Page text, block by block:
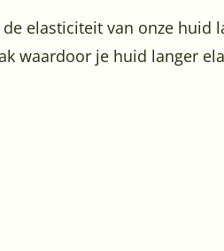
elasticiteit van onze huid
waardoor je huid langer